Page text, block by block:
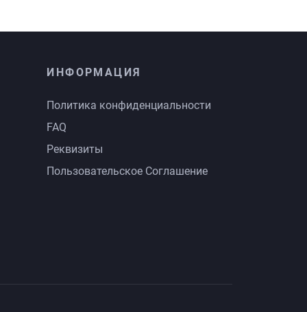
ИНФОРМАЦИЯ
Политика конфиденциальности
FAQ
Реквизиты
Пользовательское Соглашение